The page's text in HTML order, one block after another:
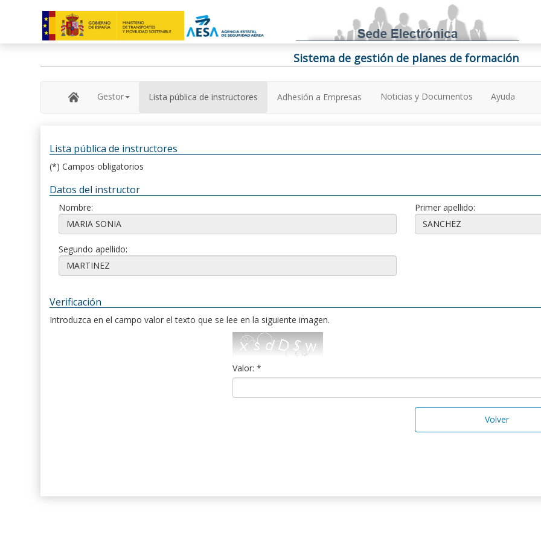
Sistema de gestión de planes de formación
Gestor Lista pública de instructores Adhesión a Empresas Noticias y Documentos Ayuda
Lista pública de instructores
(*) Campos obligatorios
Datos del instructor
Nombre: Primer apellido:
Segundo apellido:
Verificación
Introduzca en el campo valor el texto que se lee en la siguiente imagen.
Valor: *
Volver